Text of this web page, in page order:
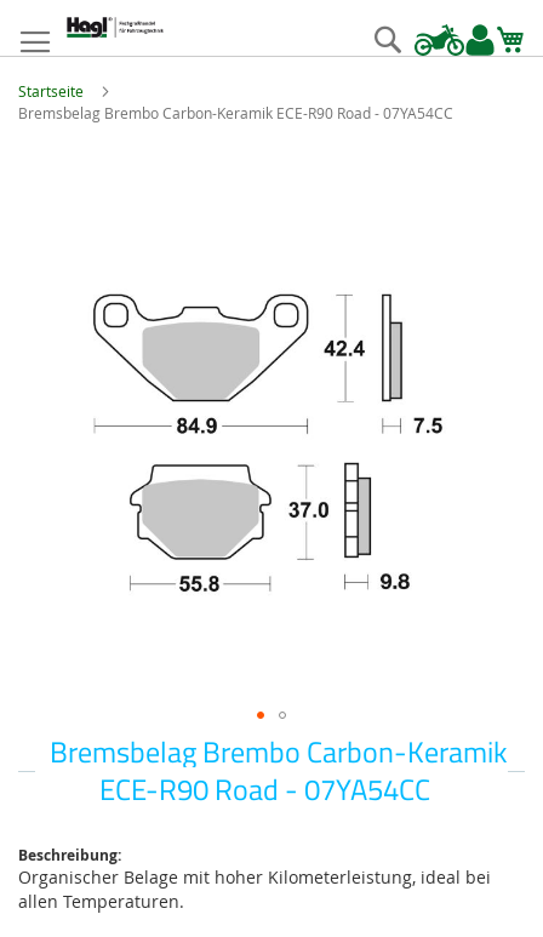
springen
Suche
Startseite
Bremsbelag Brembo Carbon-Keramik ECE-R90 Road - 07YA54CC
Bremsbelag Brembo Carbon-Keramik
ECE-R90 Road - 07YA54CC
Zum
Anfang
Beschreibung:
Organischer Belage mit hoher Kilometerleistung, ideal bei
allen Temperaturen.